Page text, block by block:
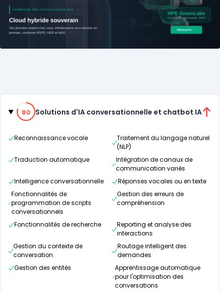
Catégories
80% de compatibilité
80 Solutions d'IA conversationnelle et chatbot IA
Reconnaissance vocale
Traitement du langage naturel
(NLP)
Traduction automatique
Intégration de canaux de
communication variés
Intelligence conversationnelle
Réponses vocales ou en texte
Fonctionnalités de
programmation de scripts
conversationnels
Gestion des erreurs de
compréhension
Fonctionnalités de recherche
Reporting et analyse des
interactions
Gestion du contexte de
conversation
Routage intelligent des
demandes
Gestion des entités
Apprentissage automatique
pour l'optimisation des
conversations